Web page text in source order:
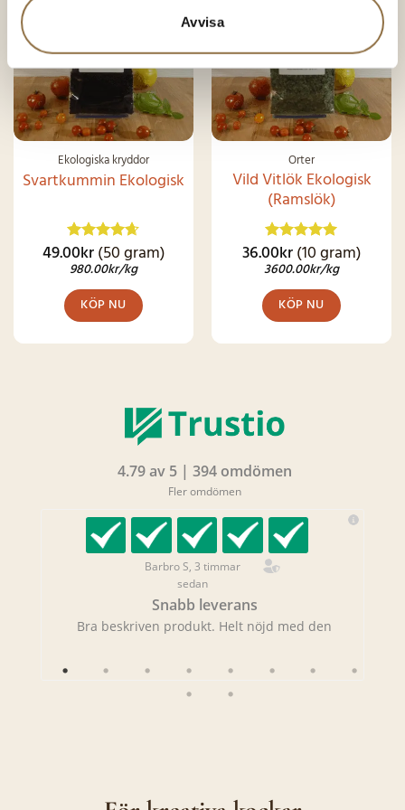
Avvisa
Ekologiska kryddor
Svartkummin Ekologisk
Betygsatt
4.62av 5
49.00kr(50 gram)
980.00kr/kg
KÖP NU
Örter
Vild Vitlök Ekologisk
(Ramslök)
Betygsatt
4.92av 5
36.00kr(10 gram)
3600.00kr/kg
KÖP NU
4.79 av 5 | 394 omdömen
Fler omdömen
Barbro S, 3 timmar
sedan
Snabb leverans
Bra beskriven produkt. Helt nöjd med den